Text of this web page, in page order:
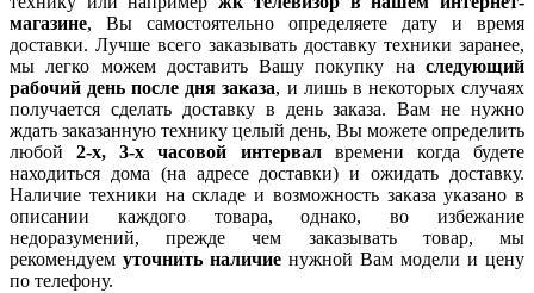
магазине, Вы самостоятельно определяете дату и время
доставки. Лучше всего заказывать доставку техники заранее,
мы легко можем доставить Вашу покупку на следующий
рабочий день после дня заказа, и лишь в некоторых случаях
получается сделать доставку в день заказа. Вам не нужно
ждать заказанную технику целый день, Вы можете определить
любой2-х, 3-х часовой интервалвремени когда будете
находиться дома (на адресе доставки) и ожидать доставку.
Наличие техники на складе и возможность заказа указано в
описании каждого товара, однако, во избежание
недоразумений, прежде чем заказывать товар, мы
рекомендуем уточнить наличие нужной Вам модели и цену
по телефону.